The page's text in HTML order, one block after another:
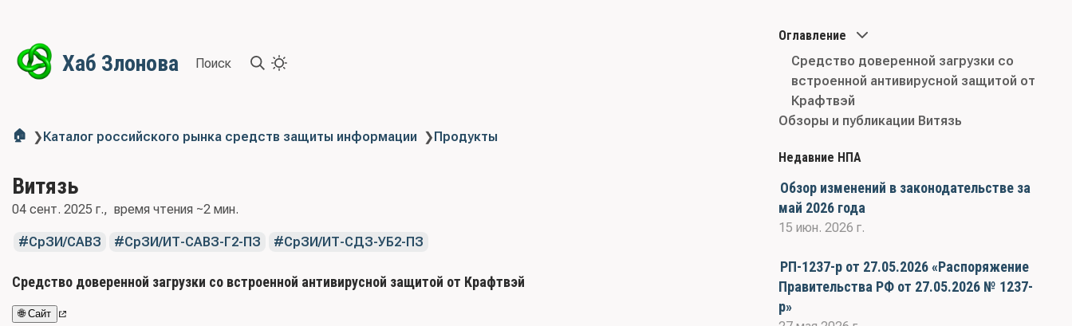
Хаб Злонова Поиск
🏠 ❯Каталог российского рынка средств защиты информации ❯Продукты
Витязь
04 сент. 2025 г. время чтения ~2 мин.
СрЗИ/САВЗ СрЗИ/ИТ-САВЗ-Г2-ПЗ СрЗИ/ИТ-СДЗ-УБ2-ПЗ
Средство доверенной загрузки со встроенной антивирусной защитой от Крафтвэй
🌐 Сайт
Оглавление
Средство доверенной загрузки со
встроенной антивирусной защитой от
Крафтвэй
Обзоры и публикации Витязь
Недавние НПА
Обзор изменений в законодательстве за
май 2026 года
15 июн. 2026 г.
РП-1237-р от 27.05.2026 «Распоряжение
Правительства РФ от 27.05.2026 № 1237-
р»